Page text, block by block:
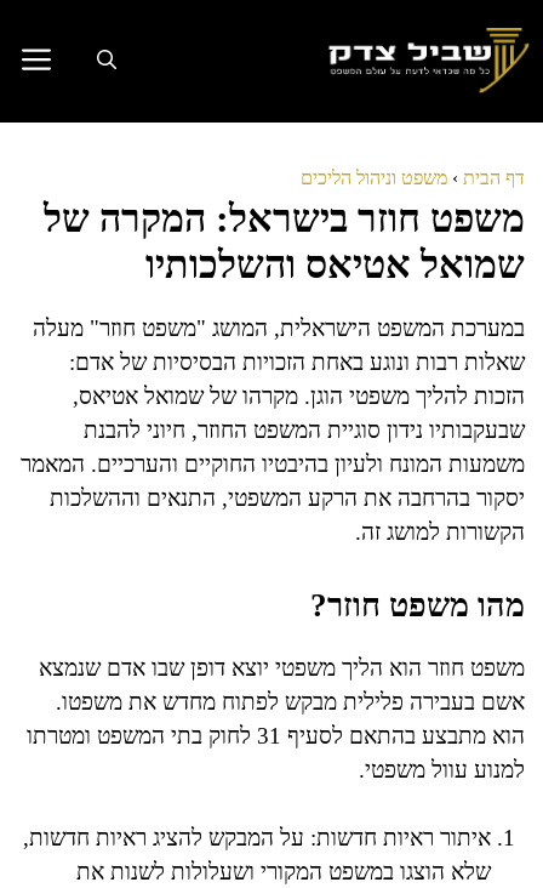
לתוכן
דף הבית › משפט וניהול הליכים
משפט חוזר בישראל: המקרה של
שמואל אטיאס והשלכותיו
במערכת המשפט הישראלית, המושג "משפט חוזר" מעלה
שאלות רבות ונוגע באחת הזכויות הבסיסיות של אדם:
הזכות להליך משפטי הוגן. מקרהו של שמואל אטיאס,
שבעקבותיו נידון סוגיית המשפט החוזר, חיוני להבנת
משמעות המונח ולעיון בהיבטיו החוקיים והערכיים. המאמר
יסקור בהרחבה את הרקע המשפטי, התנאים וההשלכות
הקשורות למושג זה.
מהו משפט חוזר?
משפט חוזר הוא הליך משפטי יוצא דופן שבו אדם שנמצא
אשם בעבירה פלילית מבקש לפתוח מחדש את משפטו.
הוא מתבצע בהתאם לסעיף 31 לחוק בתי המשפט ומטרתו
למנוע עוול משפטי.
איתור ראיות חדשות: על המבקש להציג ראיות חדשות,
שלא הוצגו במשפט המקורי ושעלולות לשנות את